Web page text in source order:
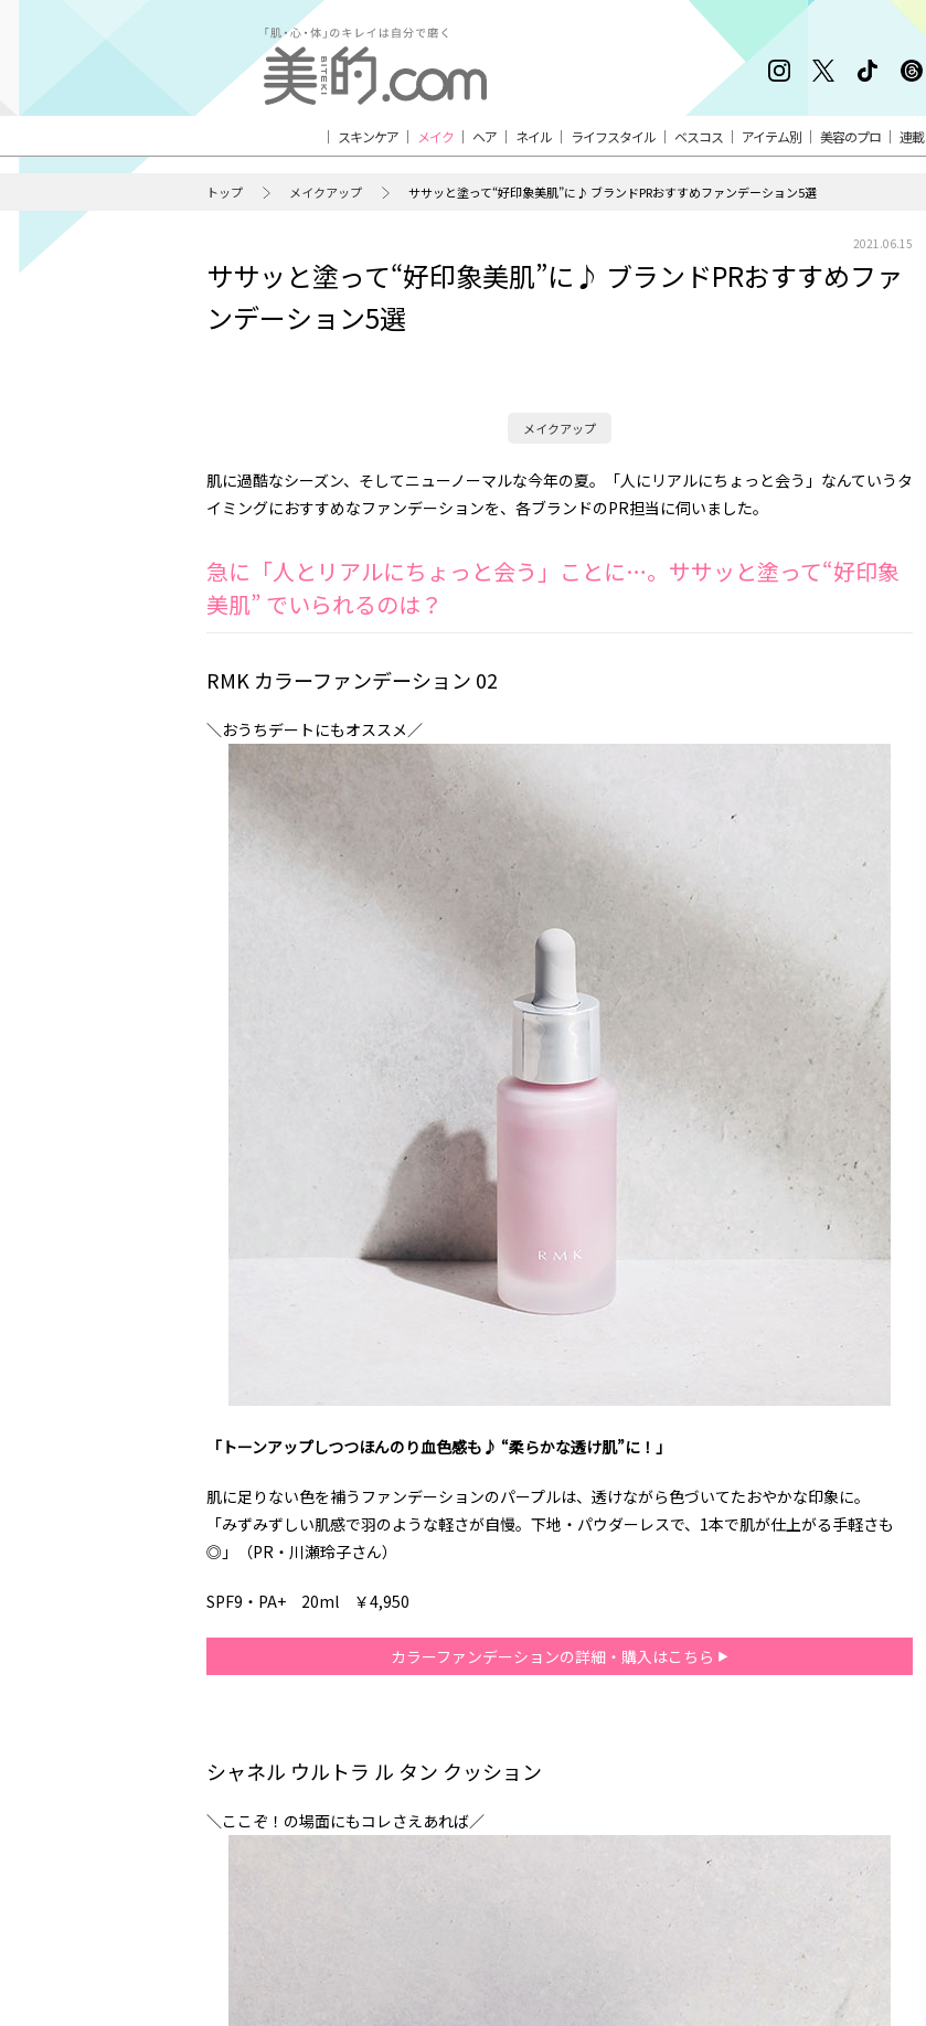
スキンケア メイク ヘア ネイル ライフスタイル ベスコス アイテム別 美容のプロ 連載
トップ メイクアップ ササッと塗って“好印象美肌”に♪ ブランドPRおすすめファンデーション5選
2021.06.15
ササッと塗って“好印象美肌”に♪ ブランドPRおすすめファ
ンデーション5選
メイクアップ
肌に過酷なシーズン、そしてニューノーマルな今年の夏。「人にリアルにちょっと会う」なんていうタ
イミングにおすすめなファンデーションを、各ブランドのPR担当に伺いました。
急に「人とリアルにちょっと会う」ことに…。ササッと塗って“好印象
美肌” でいられるのは？
RMK カラーファンデーション 02
＼おうちデートにもオススメ／
「トーンアップしつつほんのり血色感も♪ “柔らかな透け肌”に！」
肌に足りない色を補うファンデーションのパープルは、透けながら色づいてたおやかな印象に。
「みずみずしい肌感で羽のような軽さが自慢。下地・パウダーレスで、1本で肌が仕上がる手軽さも
◎」（PR・川瀬玲子さん）
SPF9・PA+ 20ml ￥4,950
カラーファンデーションの詳細・購入はこちら
シャネル ウルトラ ル タン クッション
＼ここぞ！の場面にもコレさえあれば／